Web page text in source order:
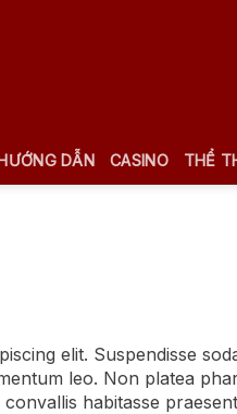
DẪN CASINO THỂ
elit. Suspendisse
leo. Non platea
habitasse